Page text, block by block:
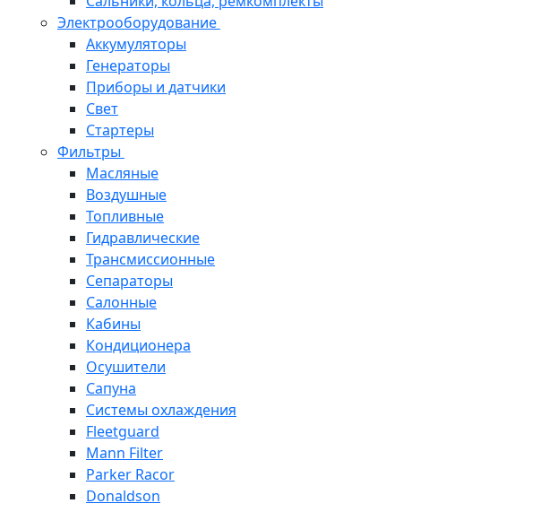
Электрооборудование
Аккумуляторы
Генераторы
Приборы и датчики
Свет
Стартеры
Фильтры
Масляные
Воздушные
Топливные
Гидравлические
Трансмиссионные
Сепараторы
Салонные
Кабины
Кондиционера
Осушители
Сапуна
Системы охлаждения
Fleetguard
Mann Filter
Parker Racor
Donaldson